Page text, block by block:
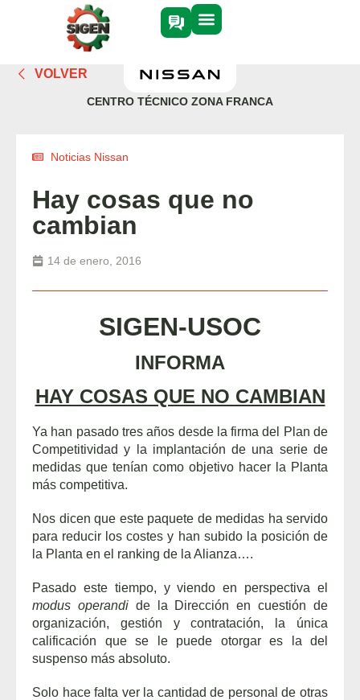
VOLVER
CENTRO TÉCNICO ZONA FRANCA
Noticias Nissan
Hay cosas que no
cambian
14 de enero, 2016
SIGEN-USOC
INFORMA
HAY COSAS QUE NO CAMBIAN
Ya han pasado tres años desde la firma del Plan de
Competitividad y la implantación de una serie de
medidas que tenían como objetivo hacer la Planta
más competitiva.
Nos dicen que este paquete de medidas ha servido
para reducir los costes y han subido la posición de
la Planta en el ranking de la Alianza….
Pasado este tiempo, y viendo en perspectiva el
modus operandide la Dirección en cuestión de
organización, gestión y contratación, la única
calificación que se le puede otorgar es la del
suspenso más absoluto.
Solo hace falta ver la cantidad de personal de otras